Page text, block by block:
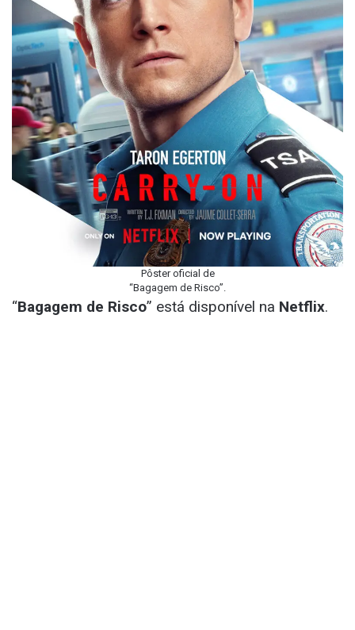
Pôster oficial de
“Bagagem de Risco”.
“Bagagem de Risco” está disponível na Netflix.